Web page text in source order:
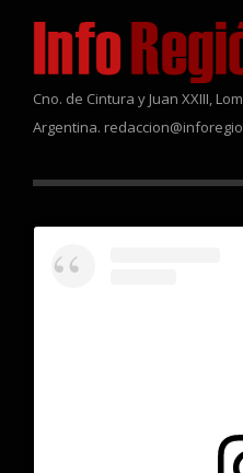
Cno. de Cintura y Juan XXIII,
Argentina.